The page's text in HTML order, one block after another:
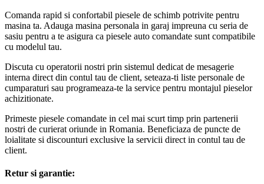
Comanda rapid si confortabil piesele de schimb potrivite pentru
masina ta. Adauga masina personala in garaj impreuna cu seria de
sasiu pentru a te asigura ca piesele auto comandate sunt compatibile
cu modelul tau.
Discuta cu operatorii nostri prin sistemul dedicat de mesagerie
interna direct din contul tau de client, seteaza-ti liste personale de
cumparaturi sau programeaza-te la service pentru montajul pieselor
achizitionate.
Primeste piesele comandate in cel mai scurt timp prin partenerii
nostri de curierat oriunde in Romania. Beneficiaza de puncte de
loialitate si discounturi exclusive la servicii direct in contul tau de
client.
Retur si garantie: